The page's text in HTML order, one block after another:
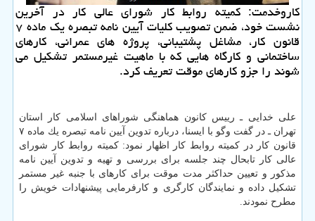
كاروخدمت: كمیته روابط كار شورای عالی كار در آخرین
نشست خود، ضمن تصویب كلیات آیین نامه تبصره یك ماده ۷
قانون كار، مشاغل پشتیبانی، پروژه های عمرانی، كارهای
ساختمانی و كارگاه هایی كه با ماهیت غیرمستمر تشكیل می
شوند را جزو كارهای موقت تعریف كرد.
علی خدایی ـ رییس كانون هماهنگی شوراهای اسلامی كار استان
تهران ـ در گفت وگو با ایسنا، درباره تدوین آیین نامه تبصره یك ماده ۷
قانون كار در كمیته روابط كار اظهار نمود: كمیته روابط كار شورای
عالی كار تابحال چند جلسه برای بررسی و تهیه و تدوین آیین نامه
مذكور و تعیین حداكثر مدت موقت برای كارهای با جنبه غیر مستمر
تشكیل داده و نمایندگان كارگری و كارفرمایی پیشنهادات خویش را
مطرح نمودند.